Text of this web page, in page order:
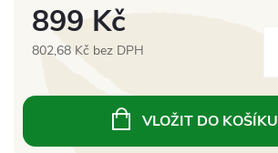
899 Kč
802,68 Kč bez DPH
cena:
VLOŽIT DO KOŠÍKU